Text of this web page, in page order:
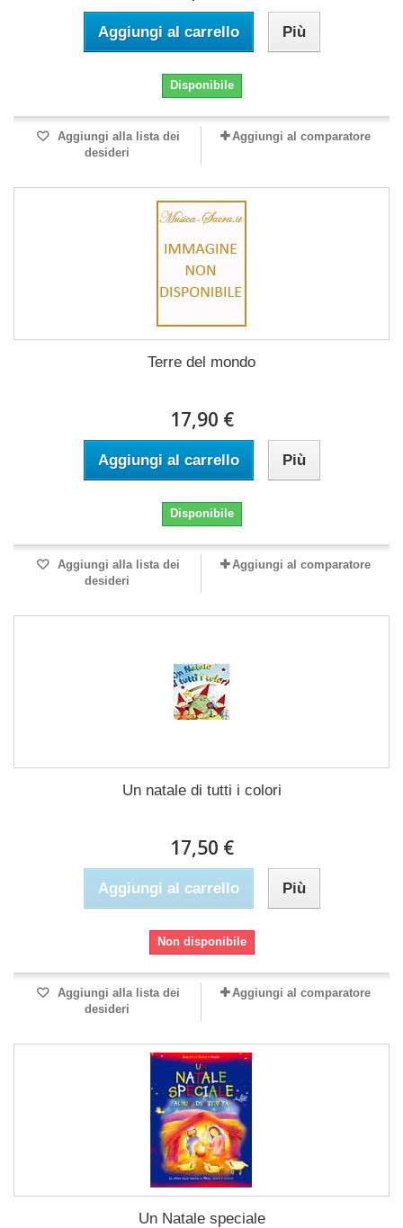
Aggiungi al carrello Più
Disponibile
Aggiungi alla lista dei
desideri
Aggiungi al comparatore
Terre del mondo
17,90 €
Aggiungi al carrello Più
Disponibile
Aggiungi alla lista dei
desideri
Aggiungi al comparatore
Un natale di tutti i colori
17,50 €
Aggiungi al carrello Più
Non disponibile
Aggiungi alla lista dei
desideri
Aggiungi al comparatore
Un Natale speciale